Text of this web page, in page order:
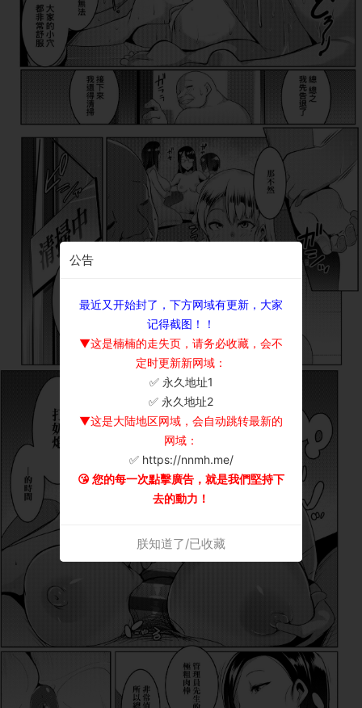
公告
最近又开始封了，下方网域有更新，大家
记得截图！！
▼这是楠楠的走失页，请务必收藏，会不
定时更新新网域：
✅ 永久地址1
✅ 永久地址2
▼这是大陆地区网域，会自动跳转最新的
网域：
✅ https://nnmh.me/
😘 您的每一次點擊廣告，就是我們堅持下
去的動力！
朕知道了/已收藏